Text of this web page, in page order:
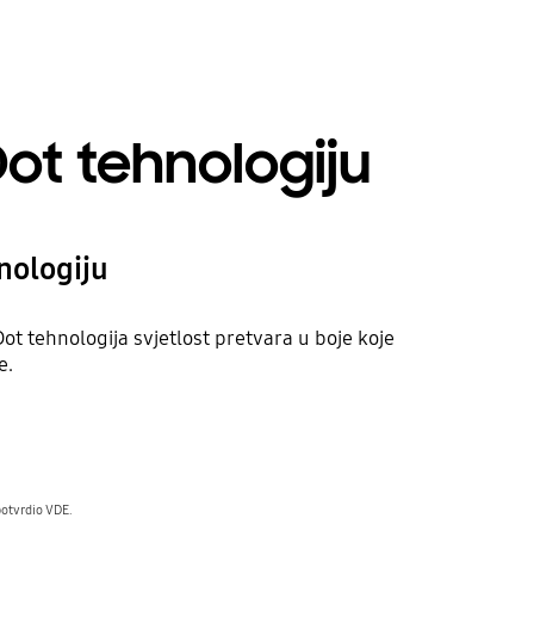
tehnologiju
tehnologija svjetlost pretvara u boje koje
VDE.